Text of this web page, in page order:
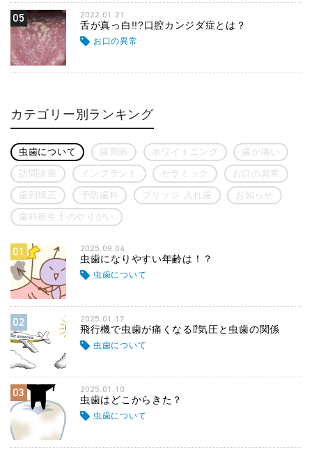
05 2022.01.21
舌が真っ白!!?口腔カンジダ症とは？
お口の異常
カテゴリー別ランキング
虫歯について 歯周病 ホワイトニング 歯が痛い
訪問診療 インプラント セラミック お口の異常
歯列矯正 予防歯科 ブリッジ 入れ歯 お知らせ
歯科衛生士のやりがい
01 2025.09.04
虫歯になりやすい年齢は！？
虫歯について
02 2025.01.17
飛行機で虫歯が痛くなる⁉気圧と虫歯の関係
虫歯について
03 2025.01.10
虫歯はどこからきた？
虫歯について